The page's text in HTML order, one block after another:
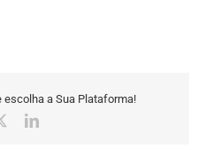
a Sua Plataforma!
LinkedIn